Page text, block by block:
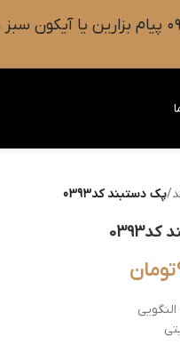
/پک دستبند کد0393
تومان